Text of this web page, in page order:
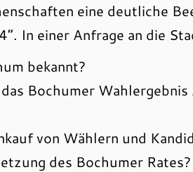
eine deutliche
In einer Anfrage an die
bekannt?
Bochumer Wahlergebnis
von Wählern und
des Bochumer Rates?